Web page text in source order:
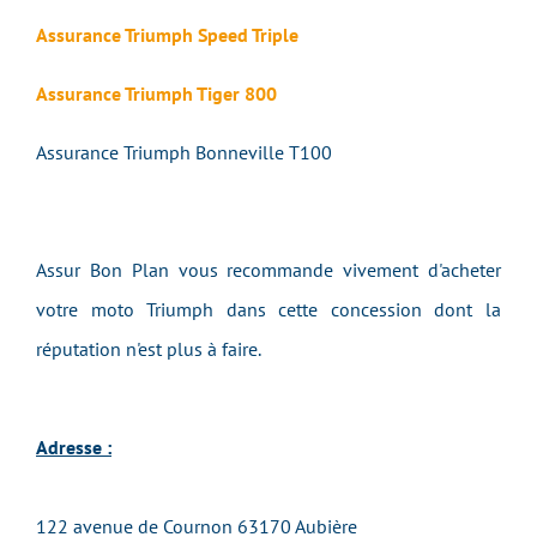
Assurance Triumph Speed Triple
Assurance Triumph Tiger 800
Assurance Triumph Bonneville T100
Assur Bon Plan vous recommande vivement d'acheter
votre moto Triumph dans cette concession dont la
réputation n'est plus à faire.
Adresse :
122 avenue de Cournon 63170 Aubière